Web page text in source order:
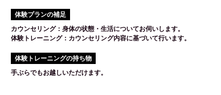
体験プランの補足
カウンセリング：身体の状態・生活についてお伺いします。
体験トレーニング：カウンセリング内容に基づいて行います。
体験トレーニングの持ち物
手ぶらでもお越しいただけます。